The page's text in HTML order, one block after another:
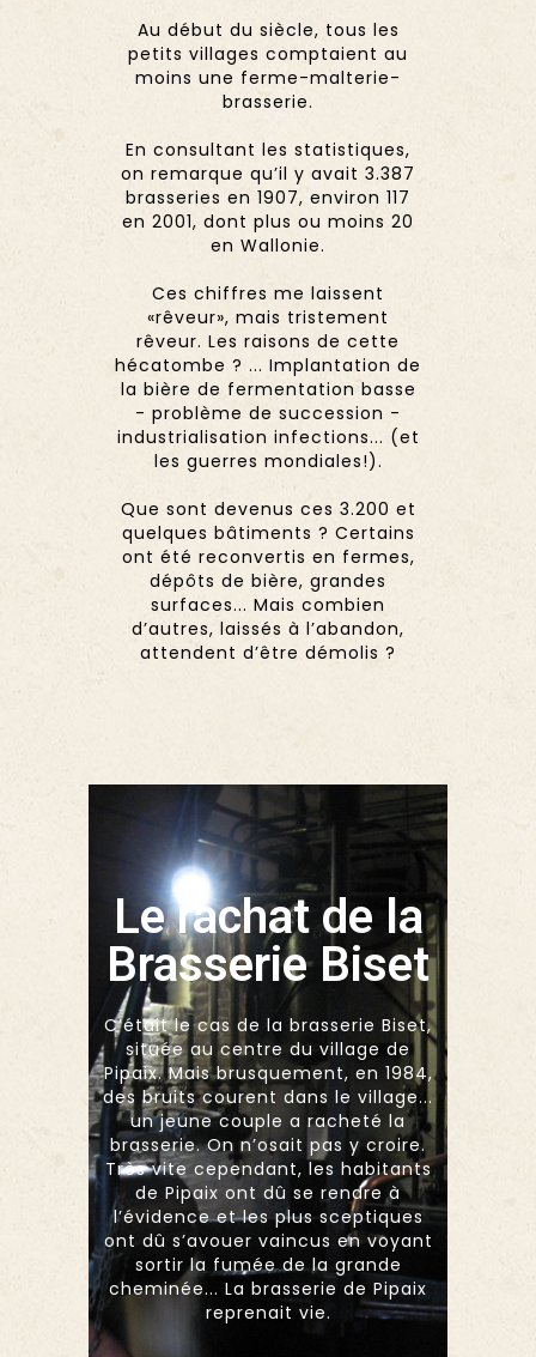
Au début du siècle, tous les
petits villages comptaient au
moins une ferme-malterie-
brasserie.
En consultant les statistiques,
on remarque qu’il y avait 3.387
brasseries en 1907, environ 117
en 2001, dont plus ou moins 20
en Wallonie.
Ces chiffres me laissent
«rêveur», mais tristement
rêveur. Les raisons de cette
hécatombe ? ... Implantation de
la bière de fermentation basse
- problème de succession -
industrialisation infections... (et
les guerres mondiales!).
Que sont devenus ces 3.200 et
quelques bâtiments ? Certains
ont été reconvertis en fermes,
dépôts de bière, grandes
surfaces... Mais combien
d’autres, laissés à l’abandon,
attendent d’être démolis ?
Le rachat de la
Brasserie Biset
C’était le cas de la brasserie Biset,
située au centre du village de
Pipaix. Mais brusquement, en 1984,
des bruits courent dans le village...
un jeune couple a racheté la
brasserie. On n’osait pas y croire.
Très vite cependant, les habitants
de Pipaix ont dû se rendre à
l’évidence et les plus sceptiques
ont dû s’avouer vaincus en voyant
sortir la fumée de la grande
cheminée... La brasserie de Pipaix
reprenait vie.